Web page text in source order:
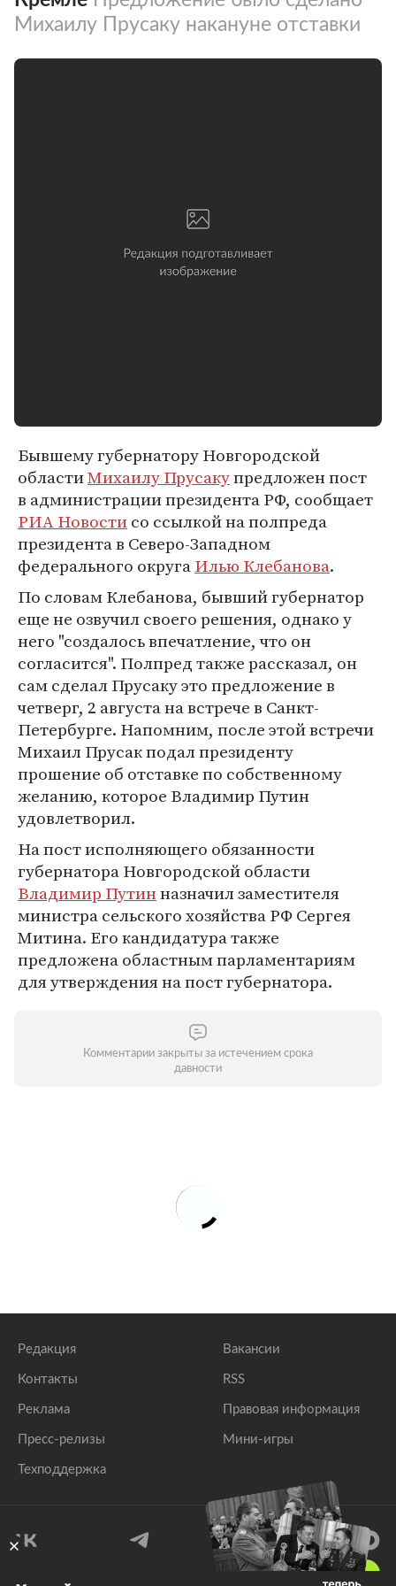
Михаилу Прусаку накануне отставки
Бывшему губернатору Новгородской
областиМихаилу Прусакупредложен пост
в администрации президента РФ, сообщает
РИА Новостисо ссылкой на полпреда
президента в Северо-Западном
федерального округаИлью Клебанова.
По словам Клебанова, бывший губернатор
еще не озвучил своего решения, однако у
него "создалось впечатление, что он
согласится". Полпред также рассказал, он
сам сделал Прусаку это предложение в
четверг, 2 августа на встрече в Санкт-
Петербурге. Напомним, после этой встречи
Михаил Прусак подал президенту
прошение об отставке по собственному
желанию, которое Владимир Путин
удовлетворил.
На пост исполняющего обязанности
губернатора Новгородской области
Владимир Путинназначил заместителя
министра сельского хозяйства РФ Сергея
Митина. Его кандидатура также
предложена областным парламентариям
для утверждения на пост губернатора.
Комментарии закрыты за истечением срока
давности
Редакция
Контакты
Реклама
Пресс-релизы
Техподдержка
Вакансии
RSS
Правовая информация
Мини-игры